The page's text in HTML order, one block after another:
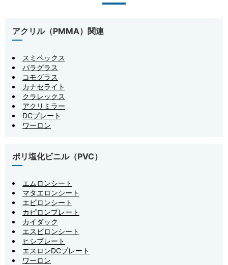
アクリル（PMMA）関連
スミペックス
パラグラス
コモグラス
カナセライト
クラレックス
アクリミラー
DCプレート
ワーロン
ポリ塩化ビニル（PVC）
エムロンシート
マタエロンシート
エビロンシート
カピロンプレート
カイダック
エスビロンシート
ヒシプレート
エスロンDCプレート
ワーロン